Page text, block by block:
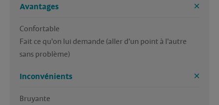
Avantages
Confortable
Fait ce qu'on lui demande (aller d'un point à l'autre
Inconvénients
Bruyante